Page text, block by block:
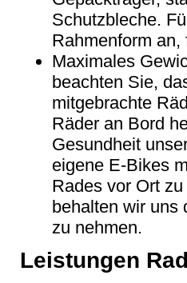
Schutzbleche.
Rahmenform
Maximales
beachten Sie,
mitgebrachte
Räder an Bord
Gesundheit
eigene E-Bikes
Rades vor Ort
behalten wir uns
zu nehmen.
Leistungen